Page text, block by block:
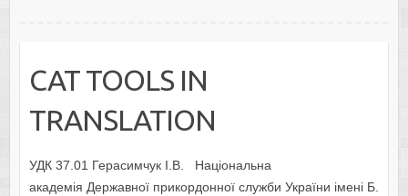
CAT TOOLS IN
TRANSLATION
УДК 37.01 Герасимчук І.В. Національна
академія Державної прикордонної служби України імені Б.